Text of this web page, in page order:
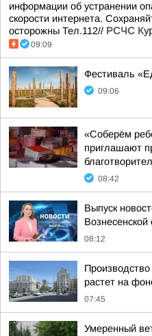
информации об устранении
скорости интернета.
осторожны Тел.112// РСЧС
09:09
Фестиваль
09:06
«Соберём
приглашают
08:42
Выпуск
Вознесенской
08:12
Производство
растет на
07:45
Умеренный